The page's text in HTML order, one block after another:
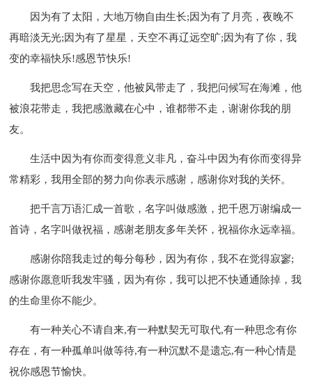
因为有了太阳，大地万物自由生长;因为有了月亮，夜晚不
再暗淡无光;因为有了星星，天空不再辽远空旷;因为有了你，我
变的幸福快乐!感恩节快乐!
我把思念写在天空，他被风带走了，我把问候写在海滩，他
被浪花带走，我把感激藏在心中，谁都带不走，谢谢你我的朋
友。
生活中因为有你而变得意义非凡，奋斗中因为有你而变得异
常精彩，我用全部的努力向你表示感谢，感谢你对我的关怀。
把千言万语汇成一首歌，名字叫做感激，把千恩万谢编成一
首诗，名字叫做祝福，感谢老朋友多年关怀，祝福你永远幸福。
感谢你陪我走过的每分每秒，因为有你，我不在觉得寂寥;
感谢你愿意听我发牢骚，因为有你，我可以把不快通通除掉，我
的生命里你不能少。
有一种关心不请自来,有一种默契无可取代,有一种思念有你
存在，有一种孤单叫做等待,有一种沉默不是遗忘,有一种心情是
祝你感恩节愉快。